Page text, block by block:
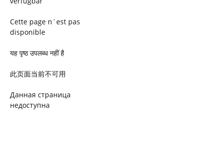
Cette page n´est pas
disponible
यह पृष्ठ उपलब्ध नहीं है
此页面当前不可用
Данная страница
недоступна